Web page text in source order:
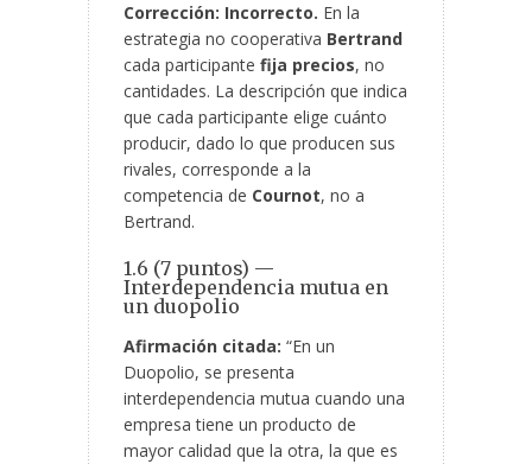
Corrección: Incorrecto. En la
estrategia no cooperativa Bertrand
cada participante fija precios, no
cantidades. La descripción que indica
que cada participante elige cuánto
producir, dado lo que producen sus
rivales, corresponde a la
competencia de Cournot, no a
Bertrand.
1.6 (7 puntos) —
Interdependencia mutua en
un duopolio
Afirmación citada: “En un
Duopolio, se presenta
interdependencia mutua cuando una
empresa tiene un producto de
mayor calidad que la otra, la que es